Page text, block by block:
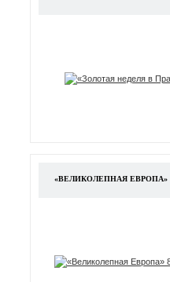
«ВЕЛИКОЛЕПНАЯ ЕВРОПА»